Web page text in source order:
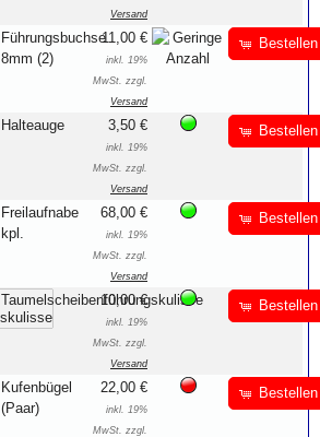
Versand
Führungsbuchse
8mm (2)
11,00 €
inkl. 19%
MwSt. zzgl.
Versand
Bestellen
Halteauge 3,50 €
inkl. 19%
MwSt. zzgl.
Versand
Bestellen
Freilaufnabe
kpl.
68,00 €
inkl. 19%
MwSt. zzgl.
Versand
Bestellen
Taumelscheibenführungskulisse
10,00 €
inkl. 19%
MwSt. zzgl.
Versand
Bestellen
Kufenbügel
(Paar)
22,00 €
inkl. 19%
MwSt. zzgl.
Bestellen